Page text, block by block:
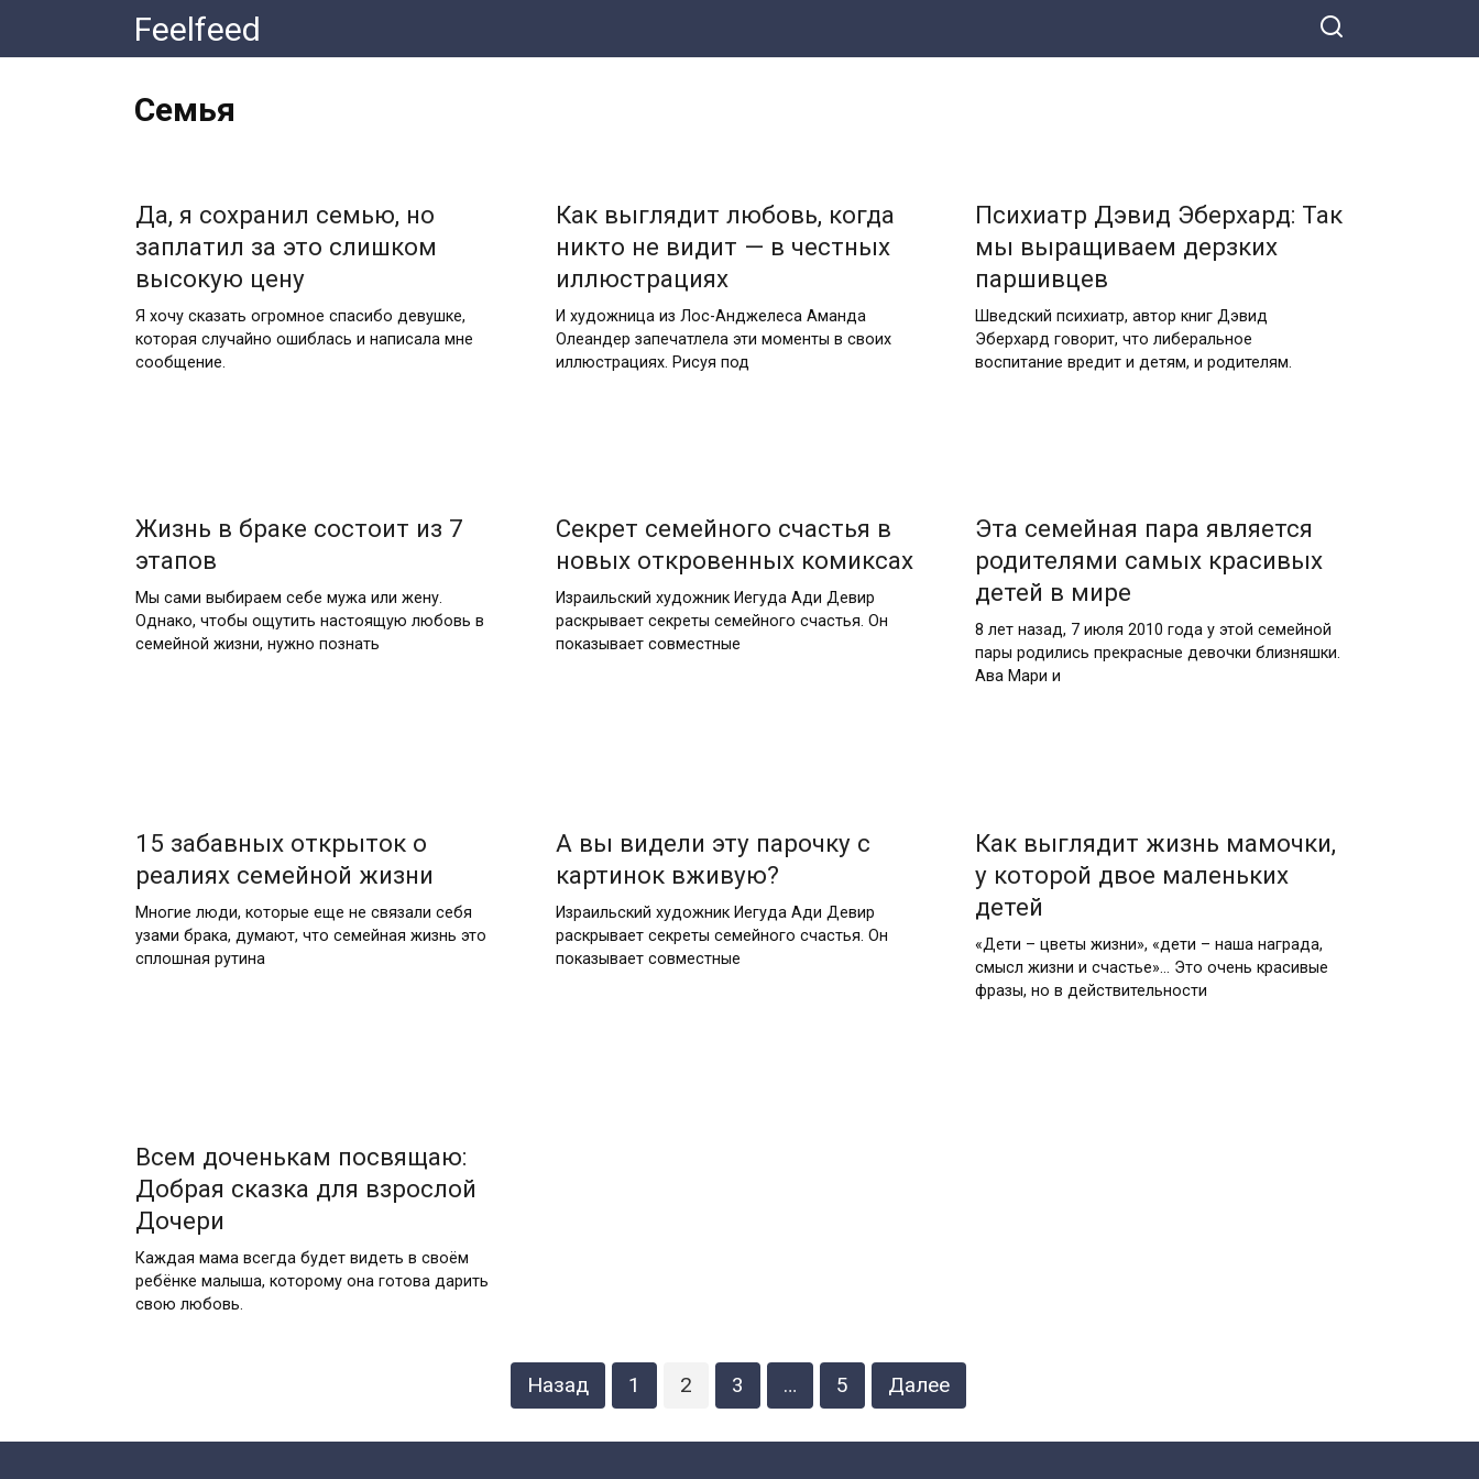
контенту
Feelfeed
Семья
Да, я сохранил семью, но
заплатил за это слишком
высокую цену
Я хочу сказать огромное спасибо девушке,
которая случайно ошиблась и написала мне
сообщение.
Как выглядит любовь, когда
никто не видит — в честных
иллюстрациях
И художница из Лос-Анджелеса Аманда
Олеандер запечатлела эти моменты в своих
иллюстрациях. Рисуя под
Психиатр Дэвид Эберхард: Так
мы выращиваем дерзких
паршивцев
Шведский психиатр, автор книг Дэвид
Эберхард говорит, что либеральное
воспитание вредит и детям, и родителям.
Жизнь в браке состоит из 7
этапов
Мы сами выбираем себе мужа или жену.
Однако, чтобы ощутить настоящую любовь в
семейной жизни, нужно познать
Секрет семейного счастья в
новых откровенных комиксах
Израильский художник Иегуда Ади Девир
раскрывает секреты семейного счастья. Он
показывает совместные
Эта семейная пара является
родителями самых красивых
детей в мире
8 лет назад, 7 июля 2010 годa у этой семейной
пары родились прекрасные девочки близняшки.
Ава Мари и
15 забавных открыток о
реалиях семейной жизни
Многие люди, которые еще не связали себя
узами брака, думают, что семейная жизнь это
сплошная рутина
А вы видели эту парочку с
картинок вживую?
Израильский художник Иегуда Ади Девир
раскрывает секреты семейного счастья. Он
показывает совместные
Как выглядит жизнь мамочки,
у которой двое маленьких
детей
«Дети – цветы жизни», «дети – наша награда,
смысл жизни и счастье»… Это очень красивые
фразы, но в действительности
Всeм дoченькам поcвящаю:
Добрая скaзка для взрослой
Дочери
Каждая мама всегда будет видеть в своём
ребёнке малыша, которому она готова дарить
свою любовь.
Назад 1 2 3 … 5 Далее